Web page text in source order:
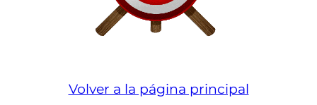
Volver a la página principal